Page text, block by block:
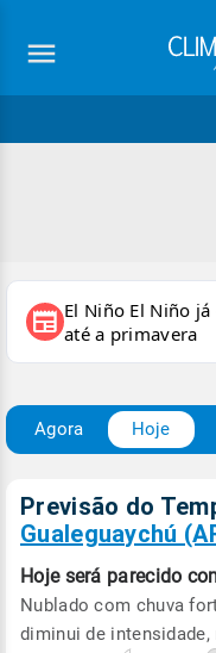
newspaper El Niño El Niño
até a primavera
Agora Hoje
Previsão do
Gualeguaychú
Hoje será parecido
Nublado com chuva
diminui de intensidade,